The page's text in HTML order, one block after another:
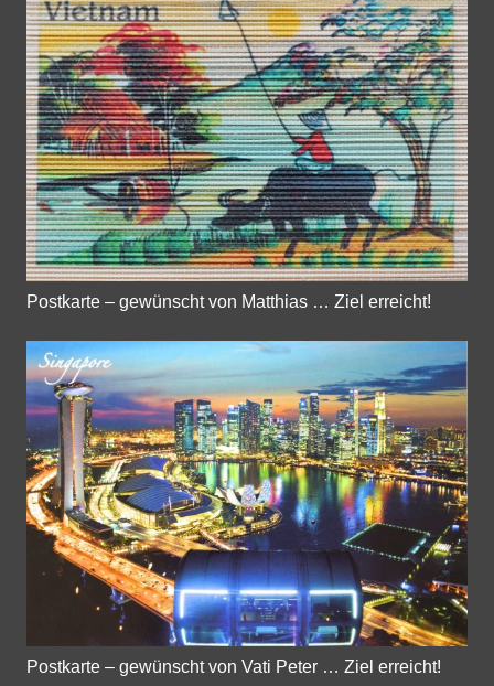
Postkarte – gewünscht von Matthias … Ziel erreicht!
Postkarte – gewünscht von Vati Peter … Ziel erreicht!